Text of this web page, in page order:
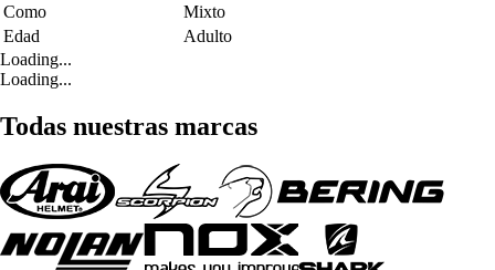
Como
Mixto
Edad
Adulto
Loading...
Loading...
Todas nuestras marcas